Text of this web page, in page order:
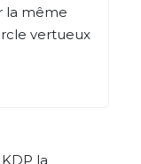
la même
vertueux
la